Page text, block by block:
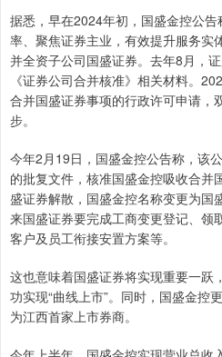
据悉，早在2024年初，国盛金控公
率、聚焦证券主业，有效提升服务实
并全资子公司国盛证券。去年8月，
《证券公司合并核准》相关材料。
合并国盛证券事项的行政许可申请，
步。
今年2月19日，国盛金控公告称，该
的批复文件，核准国盛金控吸收合并
盛证券解散，国盛金控名称变更为国
来国盛证券要完成工商变更登记、领
客户及员工衔接安置方案等。
这也意味着国盛证券将实现重要一跃
功实现“曲线上市”。同时，国盛金控
为江西首家上市券商。